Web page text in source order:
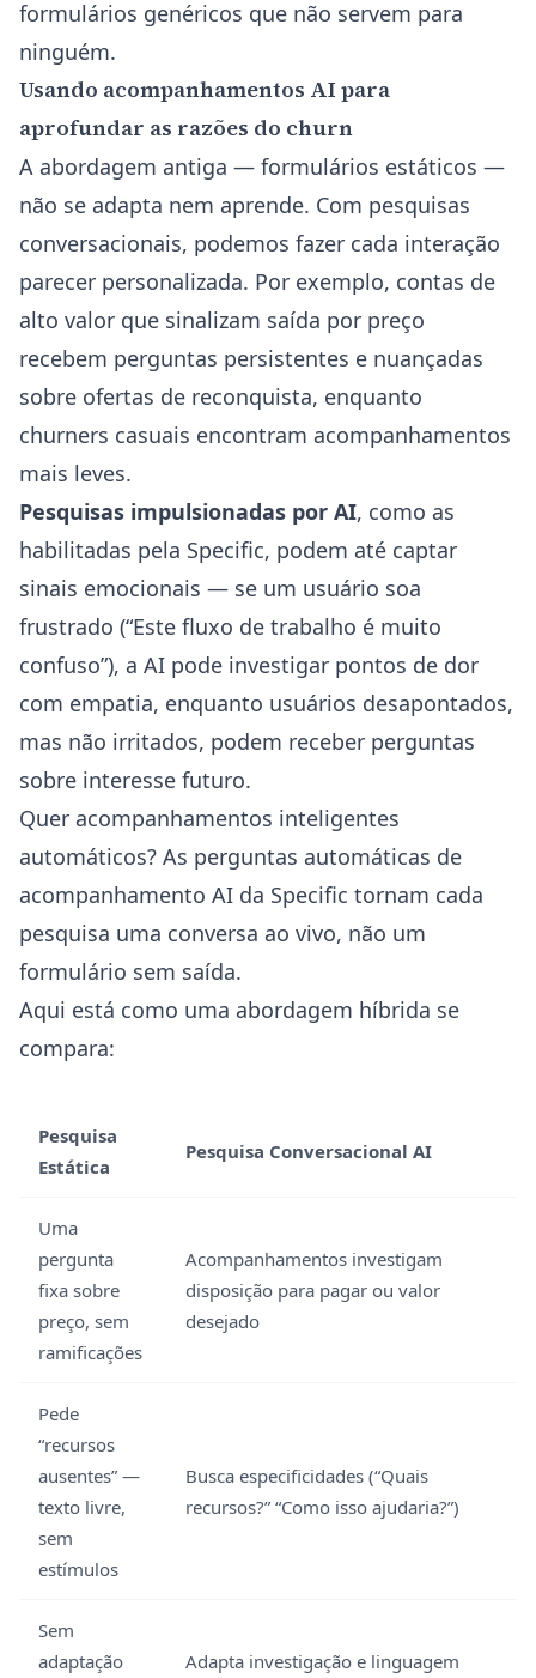
formulários genéricos que não servem para
ninguém.
Usando acompanhamentos AI para
aprofundar as razões do churn
A abordagem antiga — formulários estáticos —
não se adapta nem aprende. Com pesquisas
conversacionais, podemos fazer cada interação
parecer personalizada. Por exemplo, contas de
alto valor que sinalizam saída por preço
recebem perguntas persistentes e nuançadas
sobre ofertas de reconquista, enquanto
churners casuais encontram acompanhamentos
mais leves.
Pesquisas impulsionadas por AI, como as
habilitadas pela Specific, podem até captar
sinais emocionais — se um usuário soa
frustrado (“Este fluxo de trabalho é muito
confuso”), a AI pode investigar pontos de dor
com empatia, enquanto usuários desapontados,
mas não irritados, podem receber perguntas
sobre interesse futuro.
Quer acompanhamentos inteligentes
automáticos? As perguntas automáticas de
acompanhamento AI da Specific tornam cada
pesquisa uma conversa ao vivo, não um
formulário sem saída.
Aqui está como uma abordagem híbrida se
compara:
Pesquisa
Estática
Pesquisa Conversacional AI
Uma
pergunta
fixa sobre
preço, sem
ramificações
Acompanhamentos investigam
disposição para pagar ou valor
desejado
Pede
“recursos
ausentes” —
texto livre,
sem
estímulos
Busca especificidades (“Quais
recursos?” “Como isso ajudaria?”)
Sem
adaptação
Adapta investigação e linguagem